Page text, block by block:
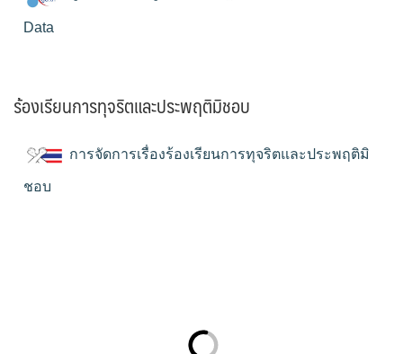
Data
ร้องเรียนการทุจริตและประพฤติมิชอบ
การจัดการเรื่องร้องเรียนการทุจริตและประพฤติมิ
ชอบ